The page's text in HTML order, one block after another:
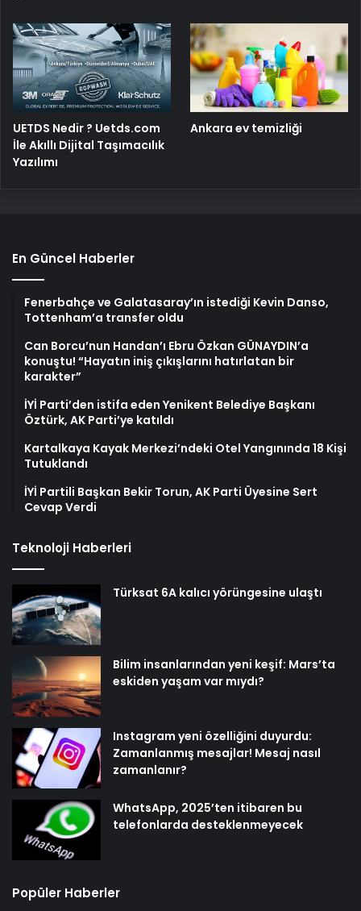
UETDS Nedir ? Uetds.com
İle Akıllı Dijital Taşımacılık
Yazılımı
Ankara ev temizliği
En Güncel Haberler
Fenerbahçe ve Galatasaray’ın istediği Kevin Danso,
Tottenham’a transfer oldu
Can Borcu’nun Handan’ı Ebru Özkan GÜNAYDIN’a
konuştu! “Hayatın iniş çıkışlarını hatırlatan bir
karakter”
İYİ Parti’den istifa eden Yenikent Belediye Başkanı
Öztürk, AK Parti’ye katıldı
Kartalkaya Kayak Merkezi’ndeki Otel Yangınında 18 Kişi
Tutuklandı
İYİ Partili Başkan Bekir Torun, AK Parti Üyesine Sert
Cevap Verdi
Teknoloji Haberleri
Türksat 6A kalıcı yörüngesine ulaştı
Bilim insanlarından yeni keşif: Mars’ta
eskiden yaşam var mıydı?
Instagram yeni özelliğini duyurdu:
Zamanlanmış mesajlar! Mesaj nasıl
zamanlanır?
WhatsApp, 2025’ten itibaren bu
telefonlarda desteklenmeyecek
Popüler Haberler